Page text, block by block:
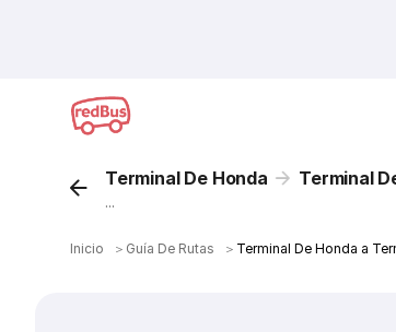
Terminal De Honda Terminal
...
Inicio ＞ Guía De Rutas ＞ Terminal De Honda a